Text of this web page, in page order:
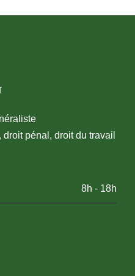
pénal, droit du travail
8h - 18h